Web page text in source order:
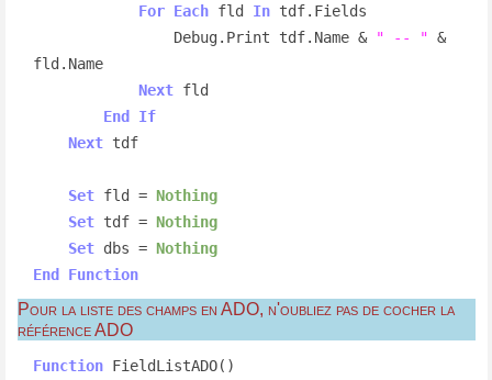
For Each fld In tdf.Fields
                Debug.Print tdf.Name &
" -- " &
fld.Name
Next fld
End If
Next tdf
Set fld = Nothing
Set tdf = Nothing
Set dbs = Nothing
End Function
Pour la liste des champs en ADO, n'oubliez pas de cocher la
référence ADO
Function FieldListADO()